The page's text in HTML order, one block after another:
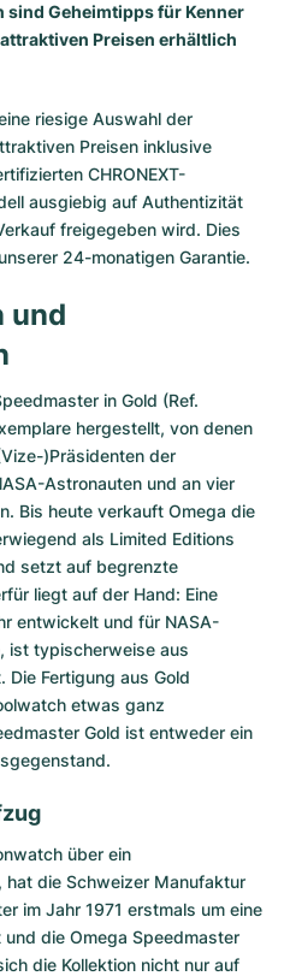
sind Geheimtipps für Kenner
Preisen erhältlich
riesige Auswahl der
Preisen inklusive
CHRONEXT-
ausgiebig auf Authentizität
freigegeben wird. Dies
24-monatigen Garantie.
und
in Gold (Ref.
hergestellt, von denen
)Präsidenten der
Astronauten und an vier
Bis heute verkauft Omega die
als Limited Editions
setzt auf begrenzte
liegt auf der Hand: Eine
entwickelt und für NASA-
ist typischerweise aus
Fertigung aus Gold
etwas ganz
Gold ist entweder ein
über ein
die Schweizer Manufaktur
im Jahr 1971 erstmals um eine
die Omega Speedmaster
die Kollektion nicht nur auf